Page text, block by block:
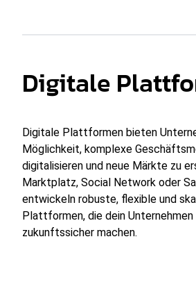
Digitale
Digitale Plattformen bieten
Möglichkeit, komplexe
digitalisieren und neue Märkte zu
Marktplatz, Social Network oder
entwickeln robuste, flexible und
Plattformen, die dein
zukunftssicher machen.